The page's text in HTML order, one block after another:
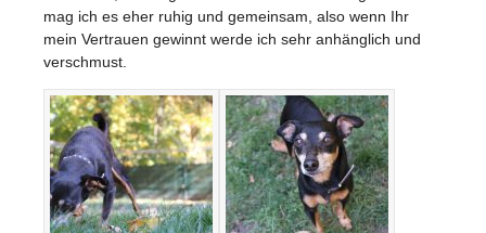
mag ich es eher ruhig und gemeinsam, also wenn Ihr
mein Vertrauen gewinnt werde ich sehr anhänglich und
verschmust.